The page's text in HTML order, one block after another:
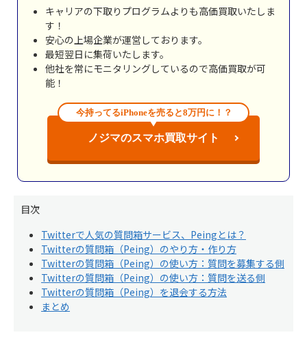
キャリアの下取りプログラムよりも高価買取いたしま
す！
安心の上場企業が運営しております。
最短翌日に集荷いたします。
他社を常にモニタリングしているので高価買取が可
能！
今持ってるiPhoneを売ると8万円に！？
ノジマのスマホ買取サイト
目次
Twitterで人気の質問箱サービス、Peingとは？
Twitterの質問箱（Peing）のやり方・作り方
Twitterの質問箱（Peing）の使い方：質問を募集する側
Twitterの質問箱（Peing）の使い方：質問を送る側
Twitterの質問箱（Peing）を退会する方法
まとめ